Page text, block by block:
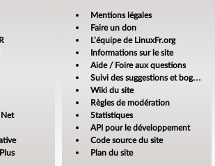
Net
Mentions légales
Faire un don
L’équipe de LinuxFr.org
Informations sur le site
Aide / Foire aux questions
Suivi des suggestions et bogues
Wiki du site
Règles de modération
Statistiques
API pour le développement
Code source du site
Plan du site